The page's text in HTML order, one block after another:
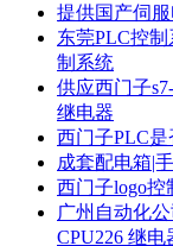
提供国产伺
东莞PLC控
制系统
供应西门子
继电器
西门子PLC
成套配电箱|
西门子logo控
广州自动化
CPU226 继电